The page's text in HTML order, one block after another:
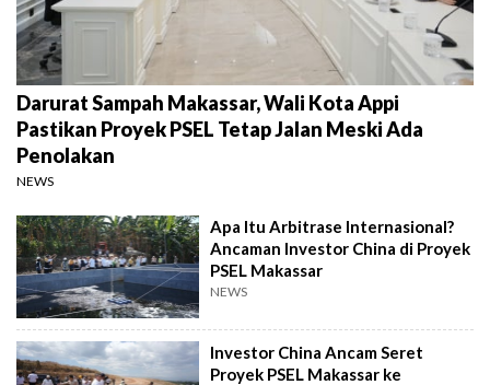
Darurat Sampah Makassar, Wali Kota Appi
Pastikan Proyek PSEL Tetap Jalan Meski Ada
Penolakan
NEWS
Apa Itu Arbitrase Internasional?
Ancaman Investor China di Proyek
PSEL Makassar
NEWS
Investor China Ancam Seret
Proyek PSEL Makassar ke